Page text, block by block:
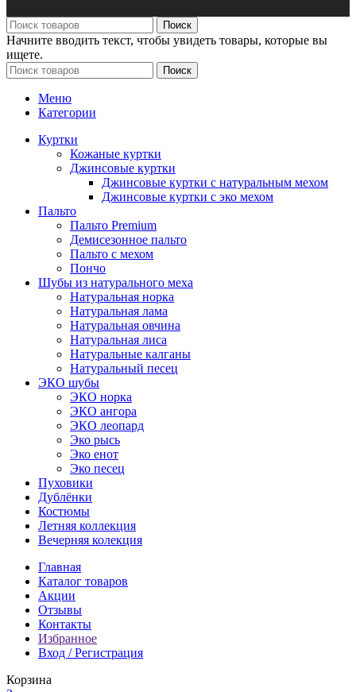
Поиск
Начните вводить текст, чтобы увидеть товары, которые вы
ищете.
Поиск
Меню
Категории
Куртки
Кожаные куртки
Джинсовые куртки
Джинсовые куртки с натуральным мехом
Джинсовые куртки с эко мехом
Пальто
Пальто Premium
Демисезонное пальто
Пальто с мехом
Пончо
Шубы из натурального меха
Натуральная норка
Натуральная лама
Натуральная овчина
Натуральная лиса
Натуральные калганы
Натуральный песец
ЭКО шубы
ЭКО норка
ЭКО ангора
ЭКО леопард
Эко рысь
Эко енот
Эко песец
Пуховики
Дублёнки
Костюмы
Летняя коллекция
Вечерняя колекция
Главная
Каталог товаров
Акции
Отзывы
Контакты
Избранное
Вход / Регистрация
Корзина